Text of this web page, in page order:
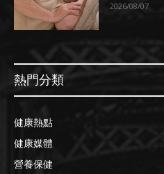
2026/08/07
熱門分類
健康熱點
健康媒體
營養保健